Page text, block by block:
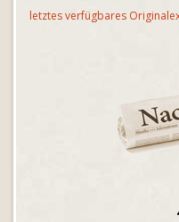
letztes verfügbares